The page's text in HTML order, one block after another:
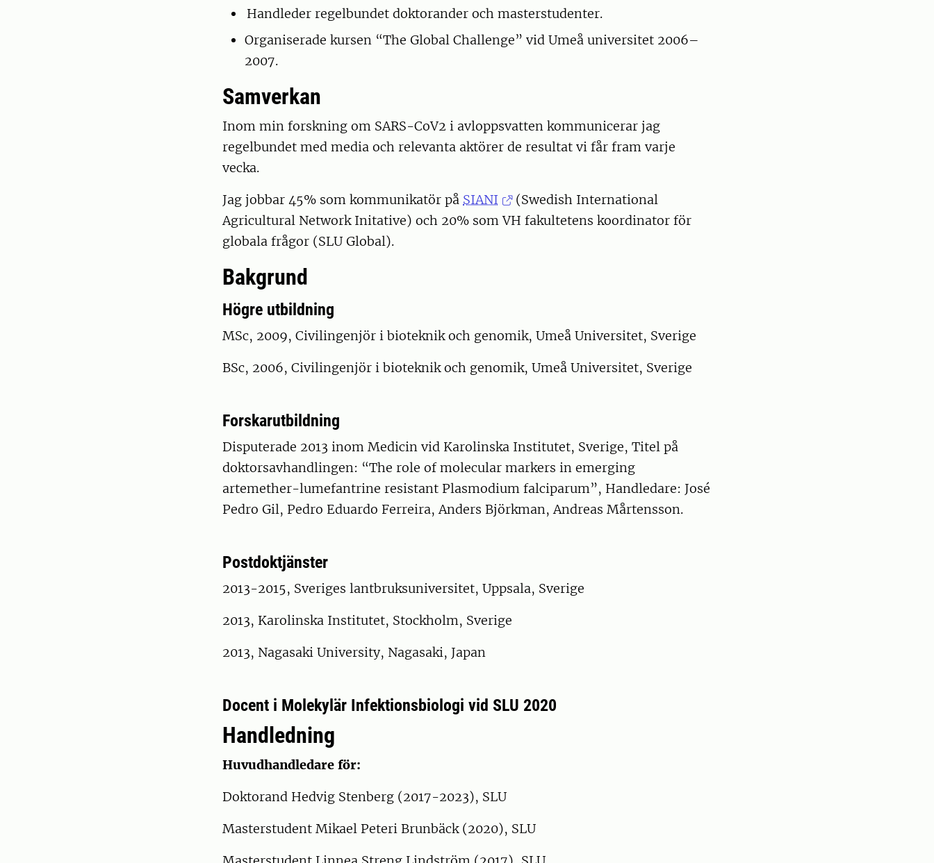
Handleder regelbundet doktorander och masterstudenter.
Organiserade kursen “The Global Challenge” vid Umeå universitet 2006–
2007.
Samverkan
Inom min forskning om SARS-CoV2 i avloppsvatten kommunicerar jag
regelbundet med media och relevanta aktörer de resultat vi får fram varje
vecka.
Jag jobbar 45% som kommunikatör på SIANI
(Swedish International
Agricultural Network Initative) och 20% som VH fakultetens koordinator för
globala frågor (SLU Global).
Bakgrund
Högre utbildning
MSc, 2009, Civilingenjör i bioteknik och genomik, Umeå Universitet, Sverige
BSc, 2006, Civilingenjör i bioteknik och genomik, Umeå Universitet, Sverige
Forskarutbildning
Disputerade 2013 inom Medicin vid Karolinska Institutet, Sverige, Titel på
doktorsavhandlingen: “The role of molecular markers in emerging
artemether-lumefantrine resistant Plasmodium falciparum”, Handledare: José
Pedro Gil, Pedro Eduardo Ferreira, Anders Björkman, Andreas Mårtensson.
Postdoktjänster
2013-2015, Sveriges lantbruksuniversitet, Uppsala, Sverige
2013, Karolinska Institutet, Stockholm, Sverige
2013, Nagasaki University, Nagasaki, Japan
Docent i Molekylär Infektionsbiologi vid SLU 2020
Handledning
Huvudhandledare för:
Doktorand Hedvig Stenberg (2017-2023), SLU
Masterstudent Mikael Peteri Brunbäck (2020), SLU